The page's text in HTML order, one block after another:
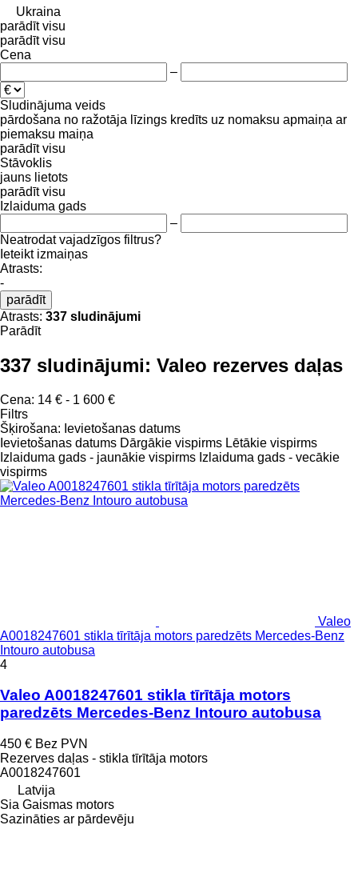
Ukraina
parādīt visu
parādīt visu
Cena
–
Sludinājuma veids
pārdošana no ražotāja līzings kredīts uz nomaksu apmaiņa ar
piemaksu maiņa
parādīt visu
Stāvoklis
jauns lietots
parādīt visu
Izlaiduma gads
–
Neatrodat vajadzīgos filtrus?
Ieteikt izmaiņas
Atrasts:
-
parādīt
Atrasts: 337 sludinājumi
Parādīt
337 sludinājumi: Valeo rezerves daļas
Cena: 14 € - 1 600 €
Filtrs
Šķirošana: Ievietošanas datums
Ievietošanas datums Dārgākie vispirms Lētākie vispirms
Izlaiduma gads - jaunākie vispirms Izlaiduma gads - vecākie
vispirms
Valeo
A0018247601 stikla tīrītāja motors paredzēts Mercedes-Benz
Intouro autobusa
4
Valeo A0018247601 stikla tīrītāja motors
paredzēts Mercedes-Benz Intouro autobusa
450 € Bez PVN
Rezerves daļas - stikla tīrītāja motors
A0018247601
Latvija
Sia Gaismas motors
Sazināties ar pārdevēju